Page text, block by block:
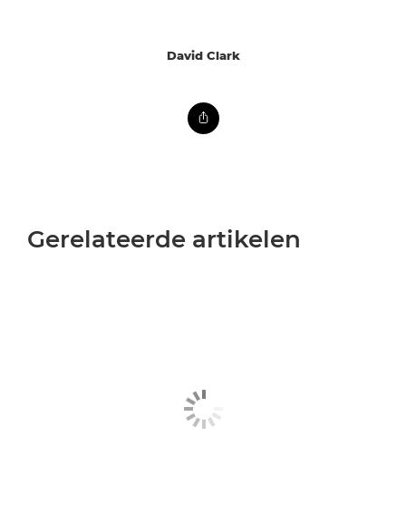
David Clark
Gerelateerde artikelen